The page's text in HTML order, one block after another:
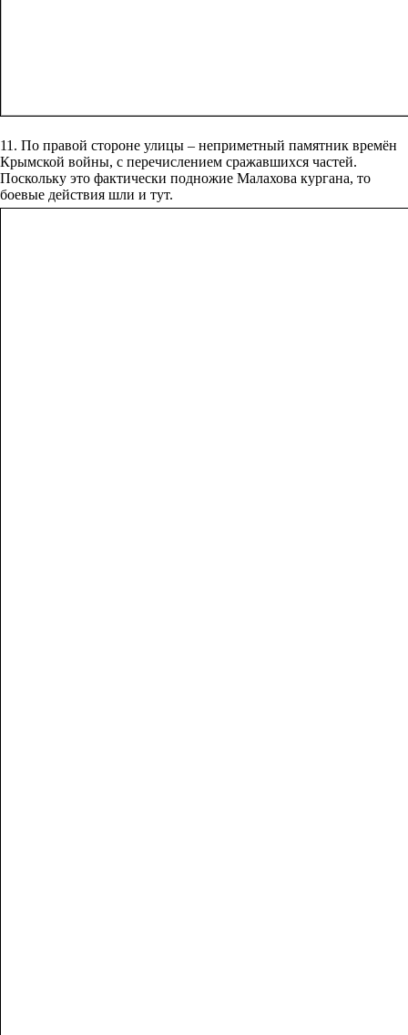
11. По правой стороне улицы – неприметный памятник времён
Крымской войны, с перечислением сражавшихся частей.
Поскольку это фактически подножие Малахова кургана, то
боевые действия шли и тут.